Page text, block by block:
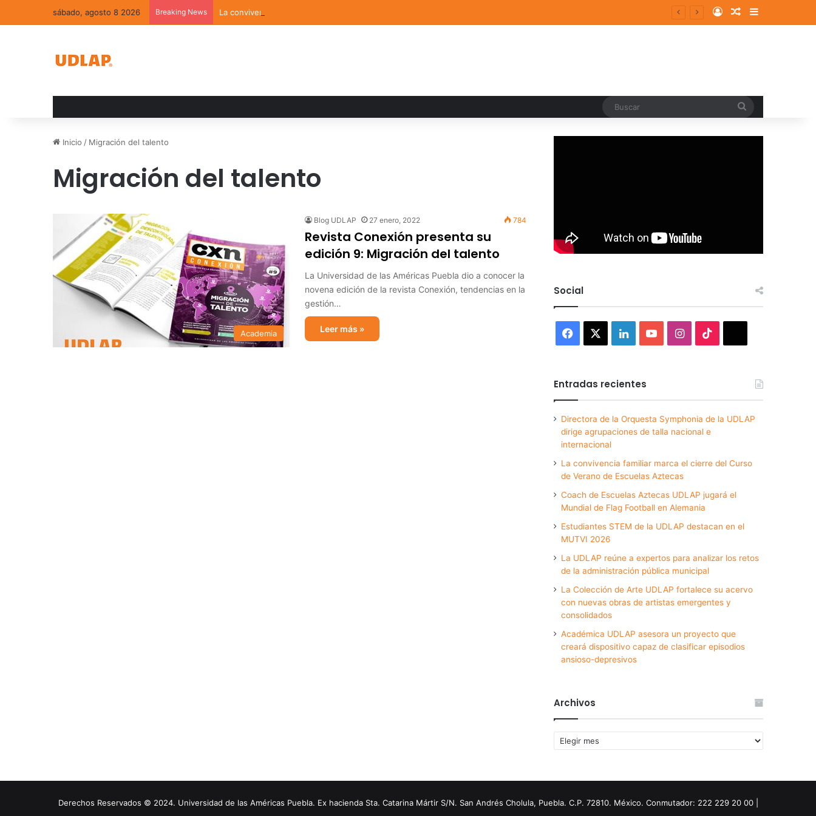
sábado, agosto 8 2026 Breaking News La convivencia familiar marca el cierre del Curso de Verano de Escuelas Aztecas Log InRandom Article
Sidebar
Inicio / Migración del talento
Migración del talento
Academia
Blog UDLAP 27 enero, 2022 784
Revista Conexión presenta su
edición 9: Migración del talento
La Universidad de las Américas Puebla dio a conocer la
novena edición de la revista Conexión, tendencias en la
gestión…
Leer más »
Social
Facebook LinkedInYouTubeInstagram
Entradas recientes
Directora de la Orquesta Symphonia de la UDLAP
dirige agrupaciones de talla nacional e
internacional
La convivencia familiar marca el cierre del Curso
de Verano de Escuelas Aztecas
Coach de Escuelas Aztecas UDLAP jugará el
Mundial de Flag Football en Alemania
Estudiantes STEM de la UDLAP destacan en el
MUTVI 2026
La UDLAP reúne a expertos para analizar los retos
de la administración pública municipal
La Colección de Arte UDLAP fortalece su acervo
con nuevas obras de artistas emergentes y
consolidados
Académica UDLAP asesora un proyecto que
creará dispositivo capaz de clasificar episodios
ansioso-depresivos
Archivos
Archivos
Derechos Reservados © 2024. Universidad de las Américas Puebla. Ex hacienda Sta. Catarina Mártir S/N. San Andrés Cholula, Puebla. C.P. 72810. México. Conmutador: 222 229 20 00 |